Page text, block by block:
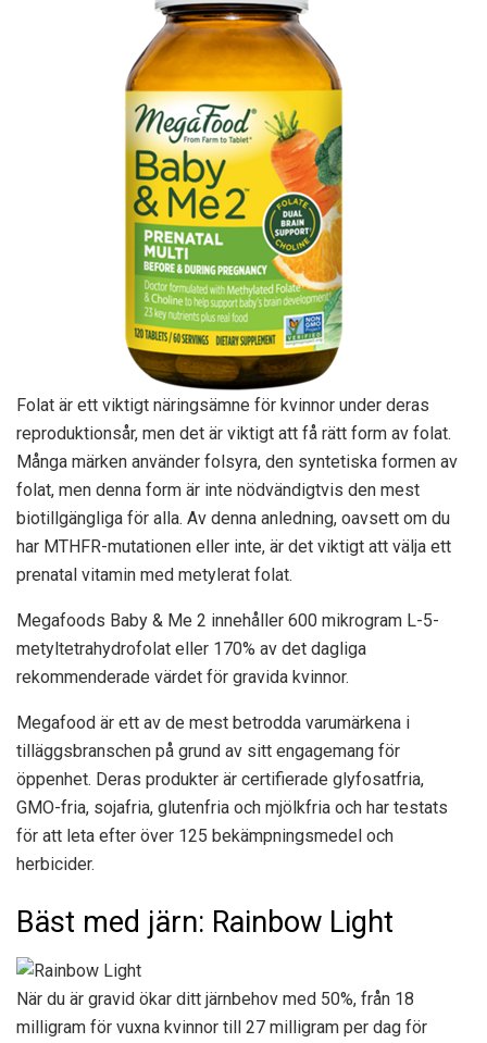
Folat är ett viktigt näringsämne för kvinnor under deras
reproduktionsår, men det är viktigt att få rätt form av folat.
Många märken använder folsyra, den syntetiska formen av
folat, men denna form är inte nödvändigtvis den mest
biotillgängliga för alla. Av denna anledning, oavsett om du
har MTHFR-mutationen eller inte, är det viktigt att välja ett
prenatal vitamin med metylerat folat.
Megafoods Baby & Me 2 innehåller 600 mikrogram L-5-
metyltetrahydrofolat eller 170% av det dagliga
rekommenderade värdet för gravida kvinnor.
Megafood är ett av de mest betrodda varumärkena i
tilläggsbranschen på grund av sitt engagemang för
öppenhet. Deras produkter är certifierade glyfosatfria,
GMO-fria, sojafria, glutenfria och mjölkfria och har testats
för att leta efter över 125 bekämpningsmedel och
herbicider.
Bäst med järn: Rainbow Light
När du är gravid ökar ditt järnbehov med 50%, från 18
milligram för vuxna kvinnor till 27 milligram per dag för